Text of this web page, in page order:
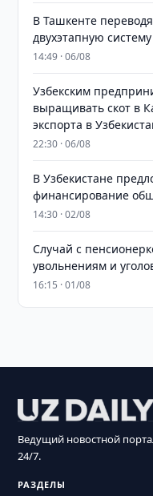
В Ташкенте
двухэтапную систему
14:49 · 06/08
Узбекским
выращивать скот в
экспорта в
22:30 · 06/08
В Узбекистане
финансирование
14:30 · 02/08
Случай с
увольнениям и
16:15 · 01/08
Ведущий новостной
24/7.
РАЗДЕЛЫ